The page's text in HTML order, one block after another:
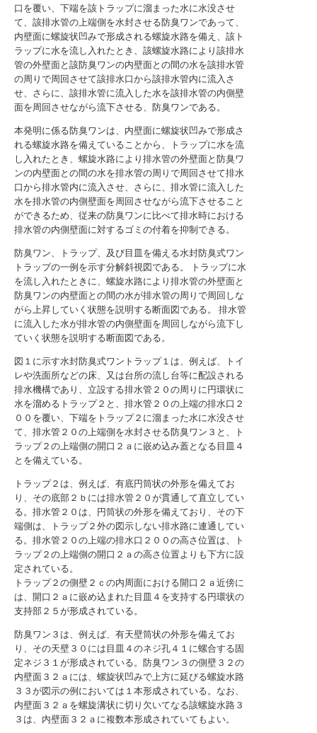
口を覆い、下端を該トラップに溜まった水に水没させ
て、該排水管の上端側を水封させる防臭ワンであって、
内壁面に螺旋状凹みで形成される螺旋水路を備え、該ト
ラップに水を流し入れたとき、該螺旋水路により該排水
管の外壁面と該防臭ワンの内壁面との間の水を該排水管
の周りで周回させて該排水口から該排水管内に流入さ
せ、さらに、該排水管に流入した水を該排水管の内側壁
面を周回させながら流下させる、防臭ワンである。
本発明に係る防臭ワンは、内壁面に螺旋状凹みで形成さ
れる螺旋水路を備えていることから、トラップに水を流
し入れたとき、螺旋水路により排水管の外壁面と防臭ワ
ンの内壁面との間の水を排水管の周りで周回させて排水
口から排水管内に流入させ、さらに、排水管に流入した
水を排水管の内側壁面を周回させながら流下させること
ができるため、従来の防臭ワンに比べて排水時における
排水管の内側壁面に対するゴミの付着を抑制できる。
防臭ワン、トラップ、及び目皿を備える水封防臭式ワン
トラップの一例を示す分解斜視図である。
トラップに水
を流し入れたときに、螺旋水路により排水管の外壁面と
防臭ワンの内壁面との間の水が排水管の周りで周回しな
がら上昇していく状態を説明する断面図である。
排水管
に流入した水が排水管の内側壁面を周回しながら流下し
ていく状態を説明する断面図である。
図１に示す水封防臭式ワントラップ１は、例えば、トイ
レや洗面所などの床、又は台所の流し台等に配設される
排水機構であり、立設する排水管２０の周りに円環状に
水を溜めるトラップ２と、排水管２０の上端の排水口２
００を覆い、下端をトラップ２に溜まった水に水没させ
て、排水管２０の上端側を水封させる防臭ワン３と、ト
ラップ２の上端側の開口２ａに嵌め込み蓋となる目皿４
とを備えている。
トラップ２は、例えば、有底円筒状の外形を備えてお
り、その底部２ｂには排水管２０が貫通して直立してい
る。排水管２０は、円筒状の外形を備えており、その下
端側は、トラップ２外の図示しない排水路に連通してい
る。排水管２０の上端の排水口２００の高さ位置は、ト
ラップ２の上端側の開口２ａの高さ位置よりも下方に設
定されている。
トラップ２の側壁２ｃの内周面における開口２ａ近傍に
は、開口２ａに嵌め込まれた目皿４を支持する円環状の
支持部２５が形成されている。
防臭ワン３は、例えば、有天壁筒状の外形を備えてお
り、その天壁３０には目皿４のネジ孔４１に螺合する固
定ネジ３１が形成されている。防臭ワン３の側壁３２の
内壁面３２ａには、螺旋状凹みで上方に延びる螺旋水路
３３が図示の例においては１本形成されている。なお、
内壁面３２ａを螺旋溝状に切り欠いてなる該螺旋水路３
３は、内壁面３２ａに複数本形成されていてもよい。